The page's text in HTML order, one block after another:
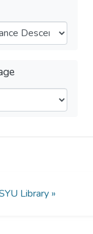
Library »